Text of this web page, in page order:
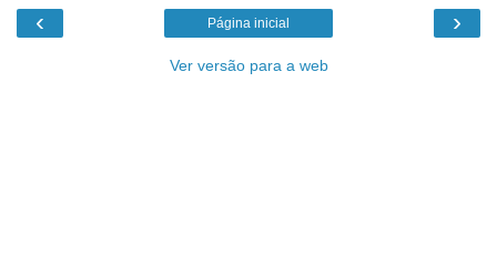
‹ ›
Página inicial
Ver versão para a web